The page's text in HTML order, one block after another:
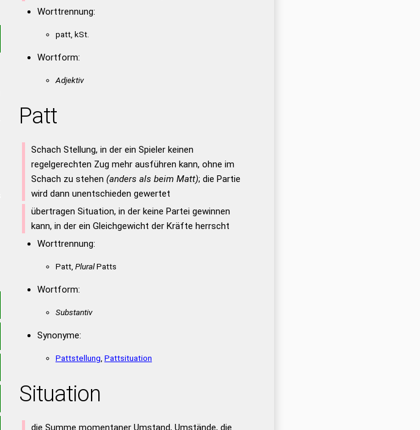
Worttrennung:
patt, kSt.
Wortform:
Adjektiv
Patt
Schach Stellung, in der ein Spieler keinen
regelgerechten Zug mehr ausführen kann, ohne im
Schach zu stehen (anders als beim Matt); die Partie
wird dann unentschieden gewertet
übertragen Situation, in der keine Partei gewinnen
kann, in der ein Gleichgewicht der Kräfte herrscht
Worttrennung:
Patt, PluralPatts
Wortform:
Substantiv
Synonyme:
Pattstellung Pattsituation
Situation
die Summe momentaner Umstand, Umstände, die